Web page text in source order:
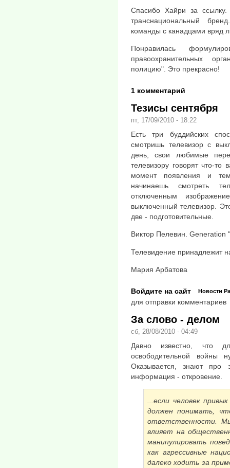
Спасибо Хайри за
транснациональный
команды с канадцами вряд
Понравилась
правоохранительных
полицию". Это прекрасно!
1 комментарий
Тезисы сентября
пт, 17/09/2010 - 18:22
Есть три буддийских
смотришь телевизор с
день, свои любимые
телевизору говорят что-
момент появления и
начинаешь смотреть
отключенным
выключенный телевизор.
две - подготовительные.
Виктор Пелевин. Generation
Телевидение принадлежит
Мария Арбатова
Новости
Войдите на сайт
для отправки комментариев
За слово - делом
сб, 28/08/2010 - 04:49
Давно известно, что
освободительной
Оказывается, знают
информация - откровение.
...если человек
должен понимать,
ответственности.
влияет на
манипулировать
как агрессивные
далеко ходить за